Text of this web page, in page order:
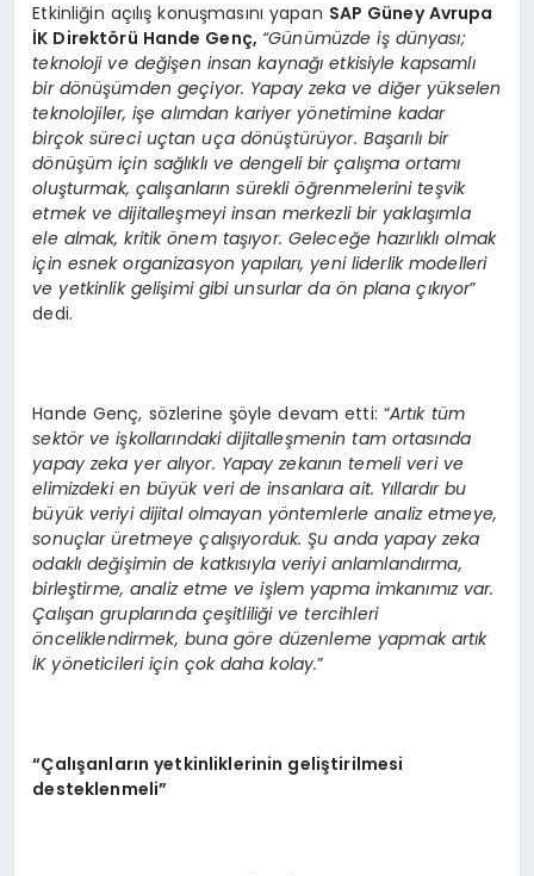
Etkinliğin açılış konuşmasını yapan SAP Güney Avrupa
İK Direktörü Hande Genç, “Günümüzde iş dünyası;
teknoloji ve değişen insan kaynağı etkisiyle kapsamlı
bir dönüşümden geçiyor. Yapay zeka ve diğer yükselen
teknolojiler, işe alımdan kariyer yönetimine kadar
birçok süreci uçtan uça dönüştürüyor. Başarılı bir
dönüşüm için sağlıklı ve dengeli bir çalışma ortamı
oluşturmak, çalışanların sürekli öğrenmelerini teşvik
etmek ve dijitalleşmeyi insan merkezli bir yaklaşımla
ele almak, kritik önem taşıyor. Geleceğe hazırlıklı olmak
için esnek organizasyon yapıları, yeni liderlik modelleri
ve yetkinlik gelişimi gibi unsurlar da ön plana çıkıyor”
dedi.
Hande Genç, sözlerine şöyle devam etti: “Artık tüm
sektör ve işkollarındaki dijitalleşmenin tam ortasında
yapay zeka yer alıyor. Yapay zekanın temeli veri ve
elimizdeki en büyük veri de insanlara ait. Yıllardır bu
büyük veriyi dijital olmayan yöntemlerle analiz etmeye,
sonuçlar üretmeye çalışıyorduk. Şu anda yapay zeka
odaklı değişimin de katkısıyla veriyi anlamlandırma,
birleştirme, analiz etme ve işlem yapma imkanımız var.
Çalışan gruplarında çeşitliliği ve tercihleri
önceliklendirmek, buna göre düzenleme yapmak artık
İK yöneticileri için çok daha kolay.”
“Çalışanların yetkinliklerinin geliştirilmesi
desteklenmeli”